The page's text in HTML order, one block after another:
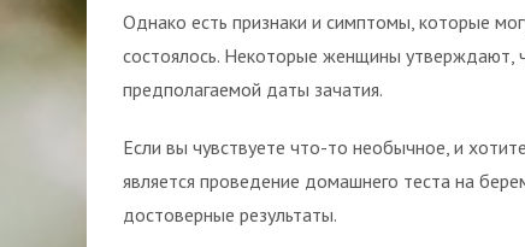
Однако есть признаки и симптомы, которые
состоялось. Некоторые женщины утверждают,
предполагаемой даты зачатия.
Если вы чувствуете что-то необычное, и
является проведение домашнего теста на
достоверные результаты.